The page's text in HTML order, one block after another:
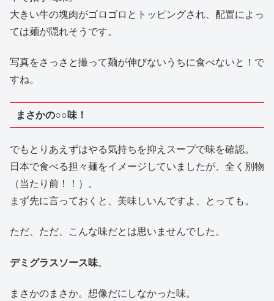
大きい牛の塊肉がゴロゴロとトッピングされ、配置によっ
ては麺が隠れそうです。
写真をさっさと撮って麺が伸びないうちに食べないと！で
すね。
まさかの○○味！
でもとりあえずはやる気持ちを抑えスープで味を確認。
日本で食べる担々麺をイメージしていましたが、全く別物
（当たり前！！）。
まず先に言っておくと、美味しいんですよ、とっても。
ただ、ただ、こんな味だとは思いませんでした。
デミグラスソース味。
まさかのまさか。想像だにしなかった味。